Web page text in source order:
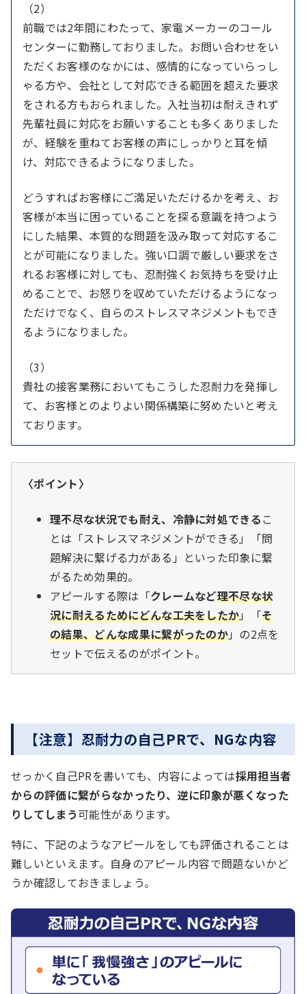
（2）
前職では2年間にわたって、家電メーカーのコール
センターに勤務しておりました。お問い合わせをい
ただくお客様のなかには、感情的になっていらっし
ゃる方や、会社として対応できる範囲を超えた要求
をされる方もおられました。入社当初は耐えきれず
先輩社員に対応をお願いすることも多くありました
が、経験を重ねてお客様の声にしっかりと耳を傾
け、対応できるようになりました。
どうすればお客様にご満足いただけるかを考え、お
客様が本当に困っていることを探る意識を持つよう
にした結果、本質的な問題を汲み取って対応するこ
とが可能になりました。強い口調で厳しい要求をさ
れるお客様に対しても、忍耐強くお気持ちを受け止
めることで、お怒りを収めていただけるようになっ
ただけでなく、自らのストレスマネジメントもでき
るようになりました。
（3）
貴社の接客業務においてもこうした忍耐力を発揮し
て、お客様とのよりよい関係構築に努めたいと考え
ております。
〈ポイント〉
理不尽な状況でも耐え、冷静に対処できる こ
とは「ストレスマネジメントができる」「問
題解決に繋げる力がある」といった印象に繋
がるため効果的。
アピールする際は「クレームなど理不尽な状
況に耐えるためにどんな工夫をしたか」「そ
の結果、どんな成果に繋がったのか」の2点を
セットで伝えるのがポイント。
【注意】忍耐力の自己PRで、NGな内容
せっかく自己PRを書いても、内容によっては採用担当者
からの評価に繋がらなかったり、逆に印象が悪くなった
りしてしまう可能性があります。
特に、下記のようなアピールをしても評価されることは
難しいといえます。自身のアピール内容で問題ないかど
うか確認しておきましょう。